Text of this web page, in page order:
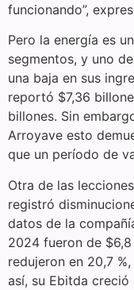
funcionando”,
Pero la energía es
segmentos, y uno
una baja en sus
reportó $7,36
billones. Sin
Arroyave esto
que un período de
Otra de las
registró
datos de la
2024 fueron de
redujeron en 20,7
así, su Ebitda creció